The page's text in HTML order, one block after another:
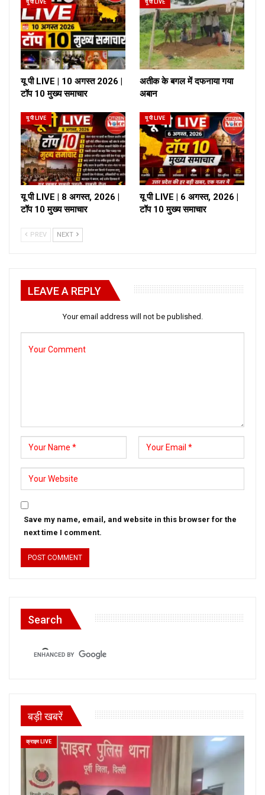
यू पी LIVE
यू पी LIVE | 10 अगस्त 2026 |
टॉप 10 मुख्य समाचार
यू पी LIVE
अतीक के बगल में दफनाया गया
अबान
यू पी LIVE
यू पी LIVE | 8 अगस्त, 2026 |
टॉप 10 मुख्य समाचार
यू पी LIVE
यू पी LIVE | 6 अगस्त, 2026 |
टॉप 10 मुख्य समाचार
PREV NEXT
LEAVE A REPLY
Your email address will not be published.
Save my name, email, and website in this browser for the
next time I comment.
Search
बड़ी खबरें
क्राइम LIVE